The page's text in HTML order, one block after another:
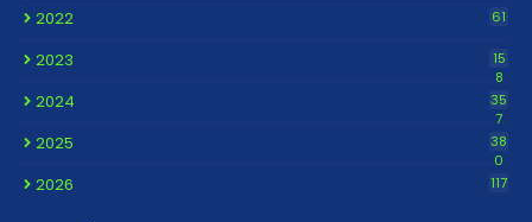
2022 61
2023
15
8
2024
35
7
2025
38
0
2026 117